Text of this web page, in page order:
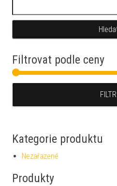
Filtrovat podle ceny
FILTR
Kategorie produktu
Nezařazené
Produkty